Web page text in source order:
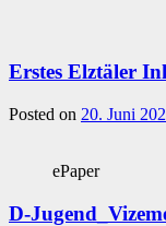
Erstes Elztäler
Posted on 20. Juni
ePaper
D-